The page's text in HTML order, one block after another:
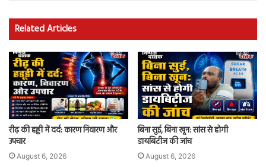
Related Articles
रीढ़ की हड्डी में दर्द: कारण निवारण और
उपचार
August 6, 2026
बिना सुई, बिना खून: सांस से होगी
डायबिटीज की जांच
August 6, 2026